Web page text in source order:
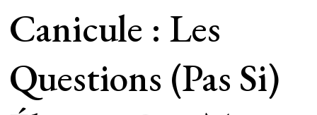
Canicule : Les
Questions (pas Si)